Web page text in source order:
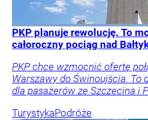
PKP planuje rewolucję. To
całoroczny pociąg nad
PKP chce wzmocnić ofertę
Warszawy do Świnoujścia. To
dla pasażerów ze Szczecina i
TurystykaPodróże